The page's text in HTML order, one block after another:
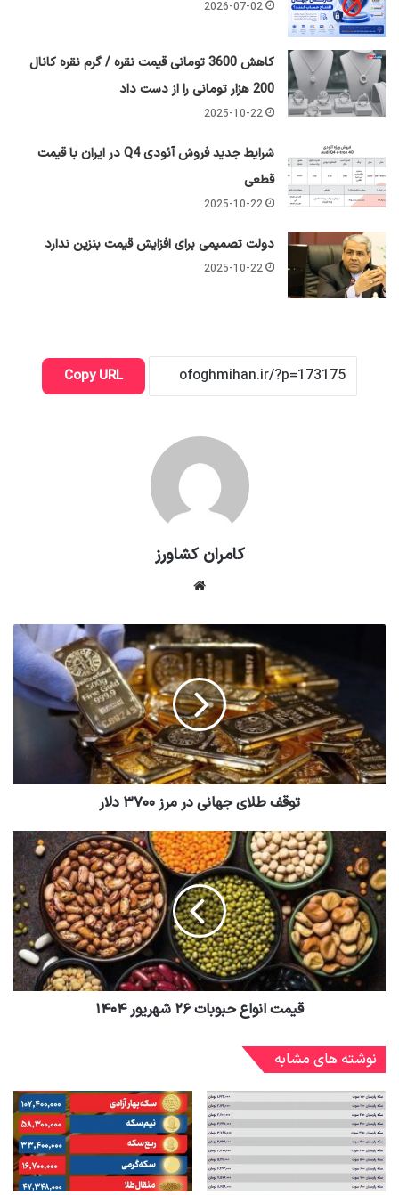
2026-07-02
کاهش 3600 تومانی قیمت نقره / گرم نقره کانال
200 هزار تومانی را از دست داد
2025-10-22
شرایط جدید فروش آئودی Q4 در ایران با قیمت
قطعی
2025-10-22
دولت تصمیمی برای افزایش قیمت بنزین ندارد
2025-10-22
Copy URL
کامران کشاورز
توقف طلای جهانی در مرز ۳۷۰۰ دلار
قیمت انواع حبوبات ۲۶ شهریور ۱۴۰۴
نوشته های مشابه